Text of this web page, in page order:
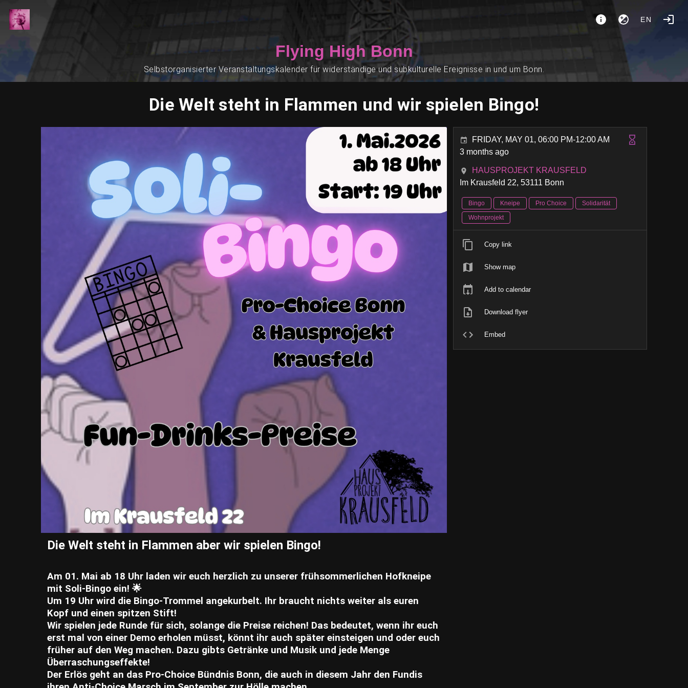
EN
Flying High Bonn
Selbstorganisierter Veranstaltungskalender für widerständige und subkulturelle Ereignisse in und um Bonn.
Die Welt steht in Flammen und wir spielen Bingo!
Die Welt steht in Flammen aber wir spielen Bingo!
Am 01. Mai ab 18 Uhr laden wir euch herzlich zu unserer frühsommerlichen Hofkneipe
mit Soli-Bingo ein! ​🌟​
Um 19 Uhr wird die Bingo-Trommel angekurbelt. Ihr braucht nichts weiter als euren
Kopf und einen spitzen Stift!
Wir spielen jede Runde für sich, solange die Preise reichen! Das bedeutet, wenn ihr euch
erst mal von einer Demo erholen müsst, könnt ihr auch später einsteigen und oder euch
früher auf den Weg machen. Dazu gibts Getränke und Musik und jede Menge
Überraschungseffekte!
Der Erlös geht an das Pro-Choice Bündnis Bonn, die auch in diesem Jahr den Fundis
FRIDAY, MAY 01, 06:00 PM-12:00 AM
3 months ago
HAUSPROJEKT KRAUSFELD
Im Krausfeld 22, 53111 Bonn
Bingo Kneipe Pro Choice
Solidarität
Wohnprojekt
Copy link
Show map
Add to calendar
Download flyer
Embed